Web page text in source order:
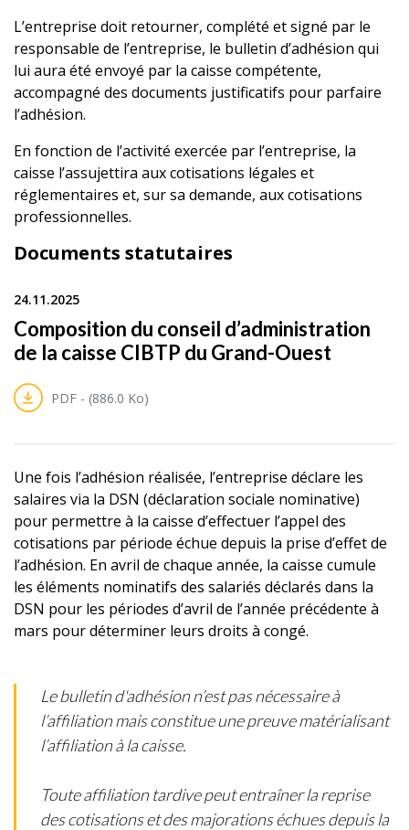
L’entreprise doit retourner, complété et signé par le
responsable de l’entreprise, le bulletin d’adhésion qui
lui aura été envoyé par la caisse compétente,
accompagné des documents justificatifs pour parfaire
l’adhésion.
En fonction de l’activité exercée par l’entreprise, la
caisse l’assujettira aux cotisations légales et
réglementaires et, sur sa demande, aux cotisations
professionnelles.
Documents statutaires
24.11.2025
Composition du conseil d’administration
de la caisse CIBTP du Grand-Ouest
PDF - (886.0 Ko)
Une fois l’adhésion réalisée, l’entreprise déclare les
salaires via la DSN (déclaration sociale nominative)
pour permettre à la caisse d’effectuer l’appel des
cotisations par période échue depuis la prise d’effet de
l’adhésion. En avril de chaque année, la caisse cumule
les éléments nominatifs des salariés déclarés dans la
DSN pour les périodes d’avril de l’année précédente à
mars pour déterminer leurs droits à congé.
Le bulletin d'adhésion n’est pas nécessaire à
l’affiliation mais constitue une preuve matérialisant
l’affiliation à la caisse.
Toute affiliation tardive peut entraîner la reprise
des cotisations et des majorations échues depuis la